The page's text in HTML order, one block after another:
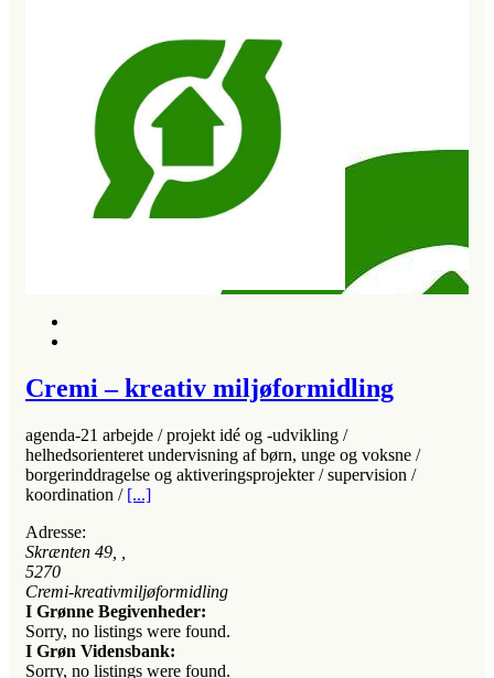
Cremi – kreativ miljøformidling
agenda-21 arbejde / projekt idé og -udvikling /
helhedsorienteret undervisning af børn, unge og voksne /
borgerinddragelse og aktiveringsprojekter / supervision /
koordination / [...]
Adresse:
Skrænten 49
5270
Cremi-kreativmiljøformidling
I Grønne Begivenheder:
Sorry, no listings were found.
I Grøn Vidensbank:
Sorry, no listings were found.